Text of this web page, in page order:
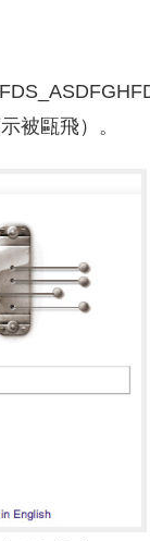
被甌飛）。